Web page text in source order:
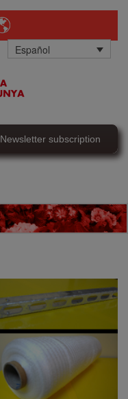
Español
Newsletter subscription